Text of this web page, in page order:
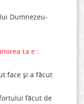
Dumnezeu-
ta e :
face şi a făcut
făcut de